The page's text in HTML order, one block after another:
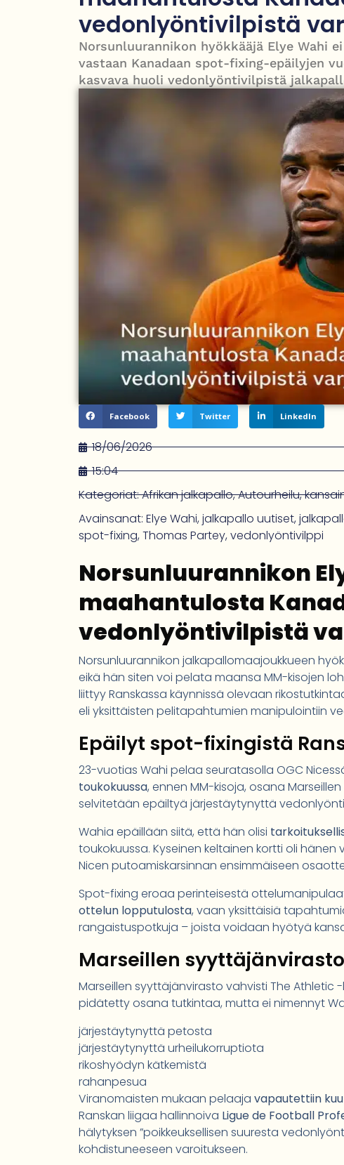
Grenfellin tornon palo: yhdeksäs vuosipäivä erityisen
vedonlyöntivilpistä
Norsunluurannikon hyökkääjä Elye Wahi
vastaan Kanadaan spot-fixing-epäilyjen
kasvava huoli vedonlyöntivilpistä
Facebook Twitter LinkedIn
18/06/2026
15:04
Kategoriat:Afrikan jalkapallo,Autourheilu,
Avainsanat: Elye Wahi,jalkapallo uutiset,
spot-fixing,Thomas Partey,vedonlyöntivilppi
Norsunluurannikon
maahantulosta
vedonlyöntivilpistä
Norsunluurannikon jalkapallomaajoukkueen
eikä hän siten voi pelata maansa MM-kisojen
liittyy Ranskassa käynnissä olevaan
eli yksittäisten pelitapahtumien manipulointiin
Epäilyt spot-fixingistä
23-vuotias Wahi pelaa seuratasolla OGC
toukokuussa, ennen MM-kisoja, osana
selvitetään epäiltyä järjestäytynyttä
Wahia epäillään siitä, että hän olisi
toukokuussa. Kyseinen keltainen kortti oli
Nicen putoamiskarsinnan ensimmäiseen
Spot-fixing eroaa perinteisestä
ottelun lopputulosta, vaan yksittäisiä
rangaistuspotkuja – joista voidaan hyötyä
Marseillen
Marseillen syyttäjänvirasto vahvisti The Athletic
pidätetty osana tutkintaa, mutta ei nimennyt
järjestäytynyttä petosta
järjestäytynyttä urheilukorruptiota
rikoshyödyn kätkemistä
rahanpesua
Viranomaisten mukaan pelaaja vapautettiin
Ranskan liigaa hallinnoiva Ligue de Football
hälytyksen poikkeuksellisen suuresta
kohdistuneeseen varoitukseen.